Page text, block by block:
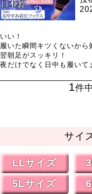
いい！
履いた瞬間キツくないか
翌朝足がスッキリ！
夜だけでなく日中も履いて
1件中
サイ
LLサイズ
5Lサイズ